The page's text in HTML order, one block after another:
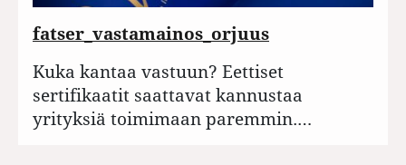
fatser_vastamainos_orjuus
Kuka kantaa vastuun? Eettiset
sertifikaatit saattavat kannustaa
yrityksiä toimimaan paremmin.…